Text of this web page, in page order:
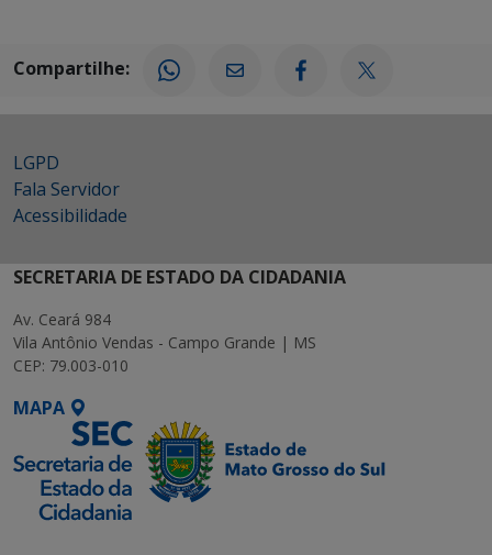
Compartilhe:
LGPD
Fala Servidor
Acessibilidade
SECRETARIA DE ESTADO DA CIDADANIA
Av. Ceará 984
Vila Antônio Vendas - Campo Grande | MS
CEP: 79.003-010
MAPA